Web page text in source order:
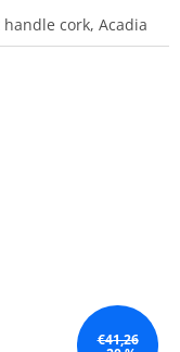
cork, Acadia
€41,26